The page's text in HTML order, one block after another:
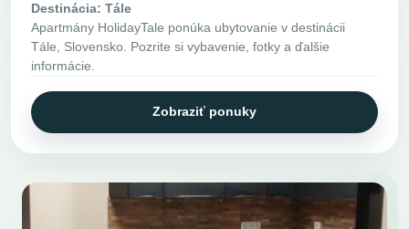
Destinácia: Tále
Apartmány HolidayTale ponúka ubytovanie v destinácii
Tále, Slovensko. Pozrite si vybavenie, fotky a ďalšie
informácie.
Zobraziť ponuky